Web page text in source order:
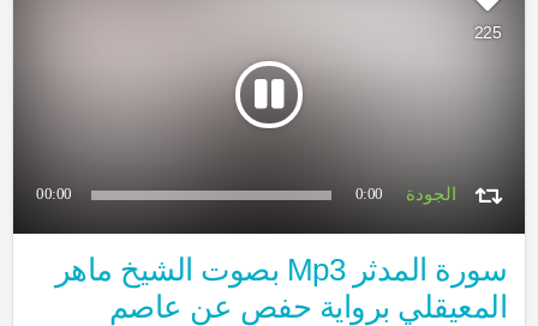
225
00:00 0:00
سورة المدثر Mp3 بصوت الشيخ ماهر
المعيقلي برواية حفص عن عاصم